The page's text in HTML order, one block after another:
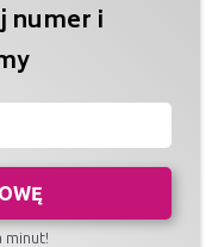
numer i
minut!